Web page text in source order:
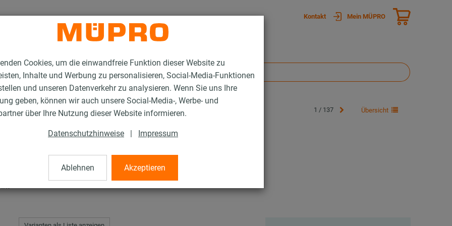
Cookies, um die einwandfreie Funktion dieser Website zu
Inhalte und Werbung zu personalisieren, Social-Media-Funktionen
und unseren Datenverkehr zu analysieren. Wenn Sie uns Ihre
geben, können wir auch unsere Social-Media-, Werbe- und
über Ihre Nutzung dieser Website informieren.
Datenschutzhinweise | Impressum
Ablehnen Akzeptieren
Kontakt Mein MÜPRO
Systemschienen 1 / 137 Übersicht